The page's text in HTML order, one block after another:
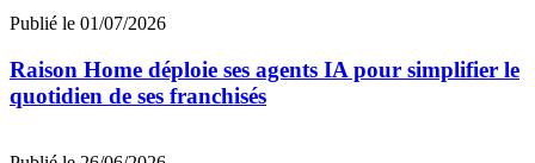
Publié le 01/07/2026
Raison Home déploie ses agents IA pour simplifier le
quotidien de ses franchisés